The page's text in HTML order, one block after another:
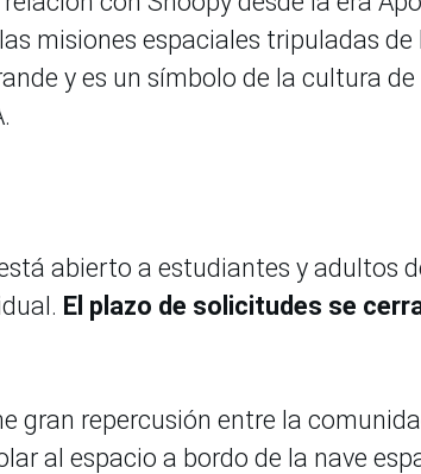
misiones espaciales tripuladas de
y es un símbolo de la cultura de
abierto a estudiantes y adultos
El plazo de solicitudes se
gran repercusión entre la
al espacio a bordo de la nave